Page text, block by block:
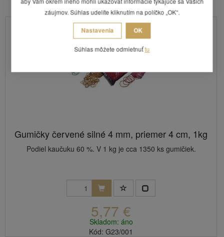
Gumičky červené silné 4 mm, priemer 4 cm, 1kg
Podiel kaučuku 60 %. V 1 kg je cca 1350 ks gumičiek.
5,77 €
Skladom: áno
Kód: G23/001
záujmov. Súhlas udelíte kliknutím na políčko „OK“.
Nastavenia OK
Súhlas môžete odmietnuťtu